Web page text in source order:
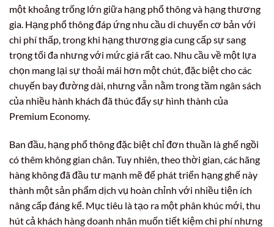
một khoảng trống lớn giữa hạng phổ thông và hạng thương
gia. Hạng phổ thông đáp ứng nhu cầu di chuyển cơ bản với
chi phí thấp, trong khi hạng thương gia cung cấp sự sang
trọng tối đa nhưng với mức giá rất cao. Nhu cầu về một lựa
chọn mang lại sự thoải mái hơn một chút, đặc biệt cho các
chuyến bay đường dài, nhưng vẫn nằm trong tầm ngân sách
của nhiều hành khách đã thúc đẩy sự hình thành của
Premium Economy.
Ban đầu, hạng phổ thông đặc biệt chỉ đơn thuần là ghế ngồi
có thêm không gian chân. Tuy nhiên, theo thời gian, các hãng
hàng không đã đầu tư mạnh mẽ để phát triển hạng ghế này
thành một sản phẩm dịch vụ hoàn chỉnh với nhiều tiện ích
nâng cấp đáng kể. Mục tiêu là tạo ra một phân khúc mới, thu
hút cả khách hàng doanh nhân muốn tiết kiệm chi phí nhưng